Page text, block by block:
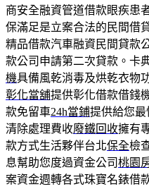
商安全融資管道借款眼疾患
保滿足是立案合法的民間借
精品借款汽車融資民間貸款
款公司申請第二次貸款。卡
機具備風乾消毒及烘乾衣物
彰化當舖提供彰化借款借錢
款免留車24h當鋪提供給您
清除處理費收廢鐵回收擁有
款方式生活夥伴台北保全檢
息幫助您度過資金公司桃園
案資金週轉各式珠寶名錶借